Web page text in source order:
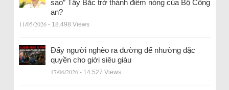
sao” Tây Bắc trở thành điểm nóng của Bộ Công
an?
11/05/2026 - 18.498 Views
Đẩy người nghèo ra đường để nhường đặc
quyền cho giới siêu giàu
17/06/2026 - 14.527 Views